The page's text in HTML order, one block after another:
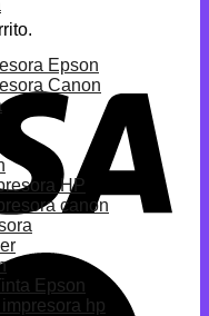
Epson
Canon
HP
canon
Epson
hp